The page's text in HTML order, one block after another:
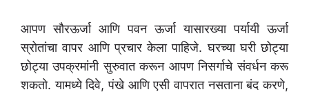
आपण सौरऊर्जा आणि पवन ऊर्जा यासारख्या पर्यायी ऊर्जा
स्रोतांचा वापर आणि प्रचार केला पाहिजे. घरच्या घरी छोट्या
छोट्या उपक्रमांनी सुरुवात करून आपण निसर्गाचे संवर्धन करू
शकतो. यामध्ये दिवे, पंखे आणि एसी वापरात नसताना बंद करणे,